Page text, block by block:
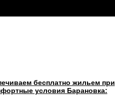
бесплатно жильем при
условия Барановка: